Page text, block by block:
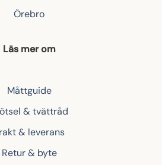
Örebro
Läs mer om
Måttguide
& tvättråd
& leverans
Retur & byte